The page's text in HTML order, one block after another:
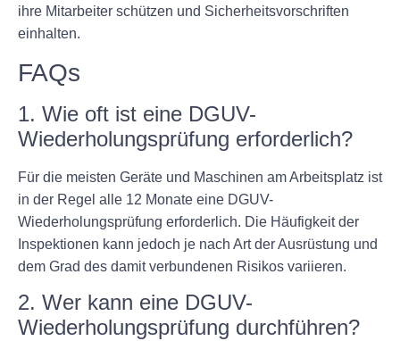
ihre Mitarbeiter schützen und Sicherheitsvorschriften
einhalten.
FAQs
1. Wie oft ist eine DGUV-
Wiederholungsprüfung erforderlich?
Für die meisten Geräte und Maschinen am Arbeitsplatz ist
in der Regel alle 12 Monate eine DGUV-
Wiederholungsprüfung erforderlich. Die Häufigkeit der
Inspektionen kann jedoch je nach Art der Ausrüstung und
dem Grad des damit verbundenen Risikos variieren.
2. Wer kann eine DGUV-
Wiederholungsprüfung durchführen?